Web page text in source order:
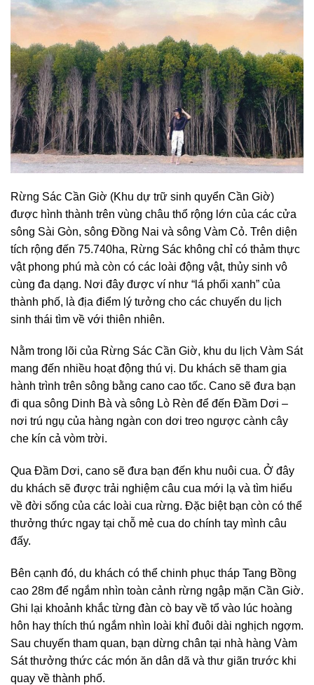
Rừng Sác Cần Giờ (Khu dự trữ sinh quyển Cần Giờ)
được hình thành trên vùng châu thổ rộng lớn của các cửa
sông Sài Gòn, sông Đồng Nai và sông Vàm Cỏ. Trên diện
tích rộng đến 75.740ha, Rừng Sác không chỉ có thảm thực
vật phong phú mà còn có các loài động vật, thủy sinh vô
cùng đa dạng. Nơi đây được ví như “lá phổi xanh” của
thành phố, là địa điểm lý tưởng cho các chuyến du lịch
sinh thái tìm về với thiên nhiên.
Nằm trong lõi của Rừng Sác Cần Giờ, khu du lịch Vàm Sát
mang đến nhiều hoạt động thú vị. Du khách sẽ tham gia
hành trình trên sông bằng cano cao tốc. Cano sẽ đưa bạn
đi qua sông Dinh Bà và sông Lò Rèn để đến Đầm Dơi –
nơi trú ngụ của hàng ngàn con dơi treo ngược cành cây
che kín cả vòm trời.
Qua Đầm Dơi, cano sẽ đưa bạn đến khu nuôi cua. Ở đây
du khách sẽ được trải nghiệm câu cua mới lạ và tìm hiểu
về đời sống của các loài cua rừng. Đặc biệt bạn còn có thể
thưởng thức ngay tại chỗ mẻ cua do chính tay mình câu
đấy.
Bên cạnh đó, du khách có thể chinh phục tháp Tang Bồng
cao 28m để ngắm nhìn toàn cảnh rừng ngập mặn Cần Giờ.
Ghi lại khoảnh khắc từng đàn cò bay về tổ vào lúc hoàng
hôn hay thích thú ngắm nhìn loài khỉ đuôi dài nghịch ngợm.
Sau chuyến tham quan, bạn dừng chân tại nhà hàng Vàm
Sát thưởng thức các món ăn dân dã và thư giãn trước khi
quay về thành phố.